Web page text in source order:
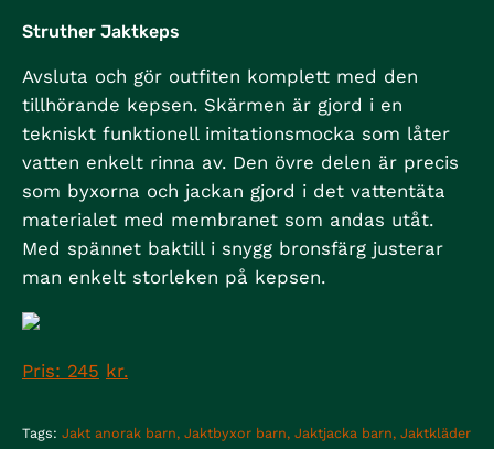
Struther Jaktkeps
Avsluta och gör outfiten komplett med den
tillhörande kepsen. Skärmen är gjord i en
tekniskt funktionell imitationsmocka som låter
vatten enkelt rinna av. Den övre delen är precis
som byxorna och jackan gjord i det vattentäta
materialet med membranet som andas utåt.
Med spännet baktill i snygg bronsfärg justerar
man enkelt storleken på kepsen.
Pris: 245 kr.
Tags: Jakt anorak barn Jaktbyxor barn Jaktjacka barn Jaktkläder